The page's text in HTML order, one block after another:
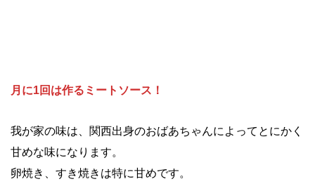
月に1回は作るミートソース！
我が家の味は、関西出身のおばあちゃんによってとにかく
甘めな味になります。
卵焼き、すき焼きは特に甘めです。